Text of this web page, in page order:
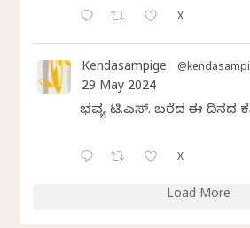
X
Kendasampige
29 May 2024
ಭವ್ಯ ಟಿ.ಎಸ್. ಬರೆದ ಈ ದಿನದ
X
Load More